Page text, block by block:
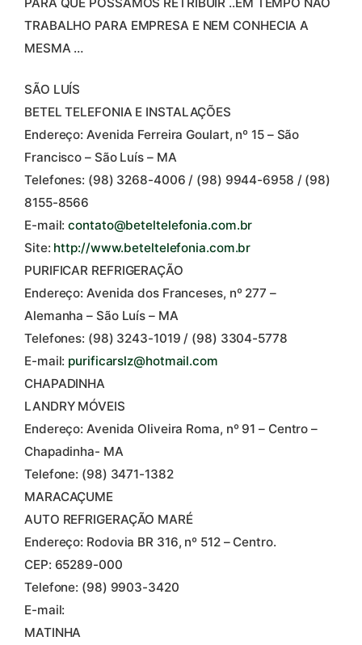
TRABALHO PARA EMPRESA E NEM CONHECIA A
MESMA …
SÃO LUÍS
BETEL TELEFONIA E INSTALAÇÕES
Endereço: Avenida Ferreira Goulart, nº 15 – São
Francisco – São Luís – MA
Telefones: (98) 3268-4006 / (98) 9944-6958 / (98)
8155-8566
E-mail:contato@beteltelefonia.com.br
Site: http://www.beteltelefonia.com.br
PURIFICAR REFRIGERAÇÃO
Endereço: Avenida dos Franceses, nº 277 –
Alemanha – São Luís – MA
Telefones: (98) 3243-1019 / (98) 3304-5778
E-mail: purificarslz@hotmail.com
CHAPADINHA
LANDRY MÓVEIS
Endereço: Avenida Oliveira Roma, nº 91 – Centro –
Chapadinha- MA
Telefone: (98) 3471-1382
MARACAÇUME
AUTO REFRIGERAÇÃO MARÉ
Endereço: Rodovia BR 316, nº 512 – Centro.
CEP: 65289-000
Telefone: (98) 9903-3420
E-mail:
MATINHA